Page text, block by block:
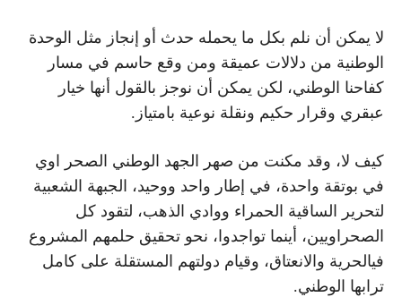
لا يمكن أن نلم بكل ما يحمله حدث أو إنجاز مثل الوحدة
الوطنية من دلالات عميقة ومن وقع حاسم في مسار
كفاحنا الوطني، لكن يمكن أن نوجز بالقول أنها خيار
عبقري وقرار حكيم ونقلة نوعية بامتياز.
كيف لا، وقد مكنت من صهر الجهد الوطني الصحر اوي
في بوتقة واحدة، في إطار واحد ووحيد، الجبهة الشعبية
لتحرير الساقية الحمراء ووادي الذهب، لتقود كل
الصحراويين، أينما تواجدوا، نحو تحقيق حلمهم المشروع
فيالحرية والانعتاق، وقيام دولتهم المستقلة على كامل
ترابها الوطني.